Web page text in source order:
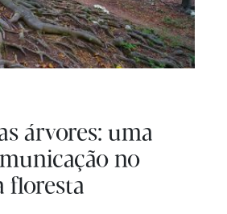
árvores: uma
no
floresta